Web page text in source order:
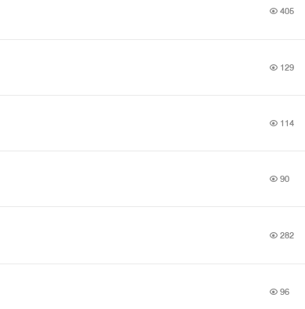
405
129
114
90
282
96